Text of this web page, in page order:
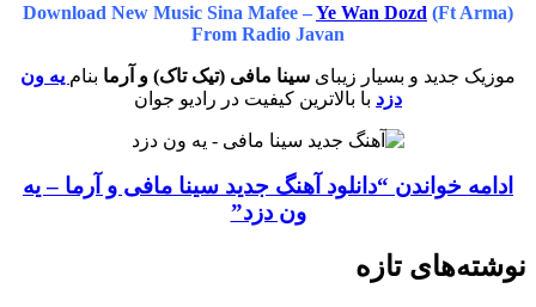
Download New Music Sina Mafee –Ye Wan Dozd (Ft Arma)
From Radio Javan
موزیک جدید و بسیار زیبای سینا مافی (تیک تاک) و آرما بنام یه ون
دزد با بالاترین کیفیت در رادیو جوان
ادامه خواندن “دانلود آهنگ جدید سینا مافی و آرما – یه
ون دزد”
نوشته‌های تازه